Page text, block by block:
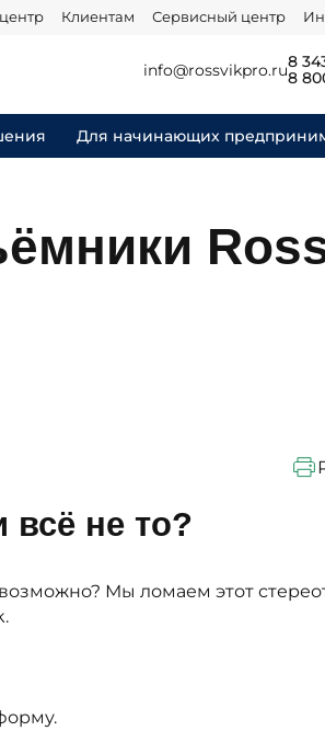
Клиентам Сервисный центр
info@rossvikpro.ru8
8
Для начинающих
не то?
Мы ломаем этот